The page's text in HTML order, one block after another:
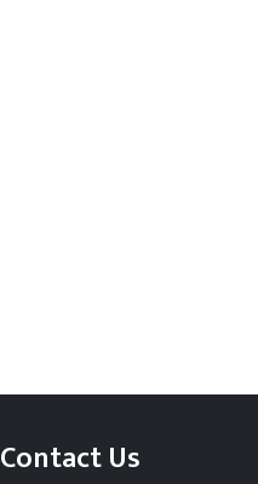
Contact Us